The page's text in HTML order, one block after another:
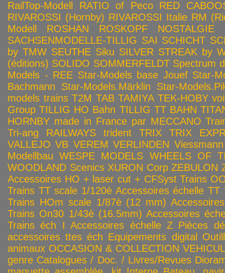
RailTop-Modell
RATIO of Peco
RED
RIVAROSSI (Hornby) RIVAROSSI Italie RM
Modell
ROSHAN ROSKOPF NOSTALGIE
SACHSENMODELLE-TILLIG SAI SCHICHT
by TMW SEUTHE Siku SILVER STREAK by
(éditions) SOLIDO SOMMERFELDT Spectrum
Models - REE Star-Models base Jouef Star-
Bachmann
Star-Models.Märklin
Star-
models trains T2M TAB TAMIYA TEK-HOBY
Group TILLIG HO Bahn TILLIG TT BAHN
HORNBY made in France par MECCANO
Tri-ang RAILWAYS
trident TRIX
TRIX
VALLEJO VB VEREM VERLINDEN Viessmann
Modellbau WESPE MODELS WHEELS OF
WOODLAND Scenics XURON Corp ZEBULON
Accessoires HO + laser cut + CFSyst Trains
Trains TT scale 1/120è Accessoires échelle TT
Trains HOm scale 1/87è (12 mm)
Trains On30 1/43è (16.5mm) Accessoires
Trains éch I Accessoires échelle Z Pièces
accessoires ttes éch Equipements digital
animaux OCCASION & COLLECTION
genre Catalogues / Doc. / Livres/Revues